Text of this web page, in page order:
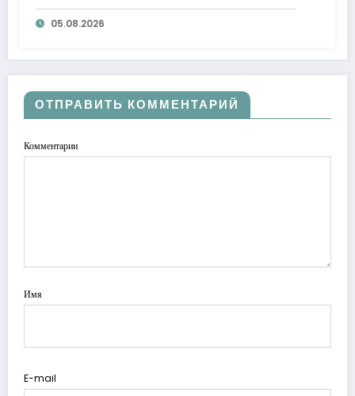
05.08.2026
ОТПРАВИТЬ КОММЕНТАРИЙ
Комментарии
Имя
E-mail